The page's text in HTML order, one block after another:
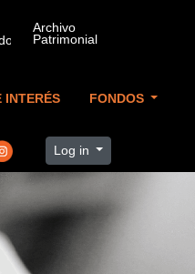
INTERÉS FONDOS
Log in